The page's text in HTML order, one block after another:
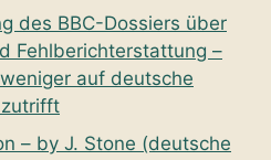
des BBC-Dossiers über
Fehlberichterstattung –
auf deutsche
– by J. Stone (deutsche